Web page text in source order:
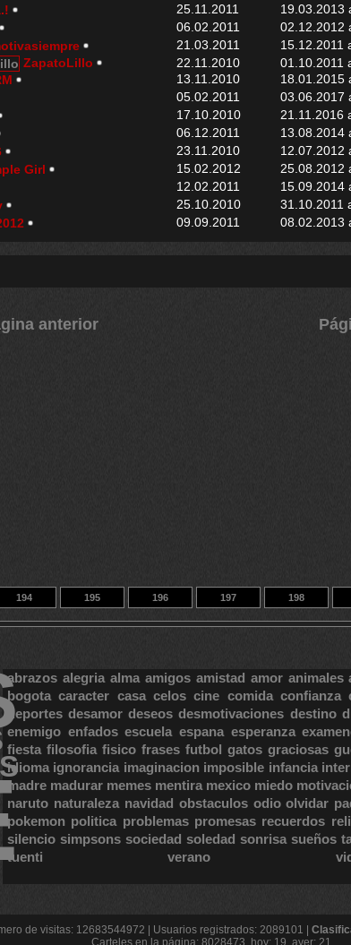
25.11.2011 19.03.2013
06.02.2011 02.12.2012
21.03.2011 15.12.2011
ZapatoLillo 22.11.2010 01.10.2011
13.11.2010 18.01.2015
05.02.2011 03.06.2017
17.10.2010 21.11.2016
06.12.2011 13.08.2014
23.11.2010 12.07.2012
Girl 15.02.2012 25.08.2012
12.02.2011 15.09.2014
25.10.2010 31.10.2011
09.09.2011 08.02.2013
anterior
194 195 196 197 198
204 14 23388
abrazos alegria alma amigos amistad amor animales
bogota caracter casa celos cine comida confianza
deportes desamor deseos desmotivaciones destino
enemigo enfados escuela espana esperanza
fiesta filosofia fisico frases futbol gatos graciosas
idioma ignorancia imaginacion imposible infancia
madre madurar memes mentira mexico miedo
naruto naturaleza navidad obstaculos odio olvidar
pokemon politica problemas promesas recuerdos
silencio simpsons sociedad soledad sonrisa sueños
tuenti
verano
de visitas: 12683544972 | Usuarios registrados: 2089101 |
Carteles en la página: 8028473, hoy: 19, ayer: 21